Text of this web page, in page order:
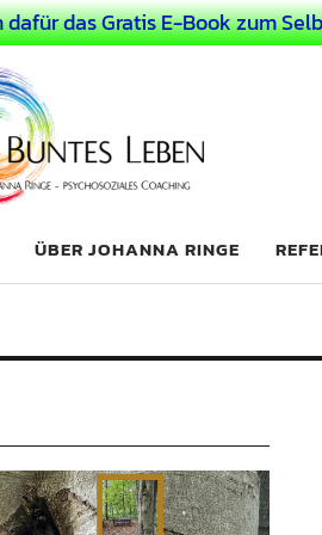
das Gratis E-Book zum
ÜBER JOHANNA RINGE